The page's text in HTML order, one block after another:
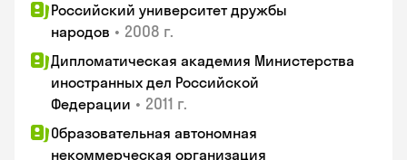
Российский университет дружбы
народов • 2008 г.
Дипломатическая академия Министерства
иностранных дел Российской
Федерации • 2011 г.
Образовательная автономная
некоммерческая организация